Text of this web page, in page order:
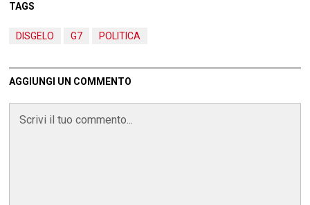
TAGS
DISGELO G7 POLITICA
AGGIUNGI UN COMMENTO